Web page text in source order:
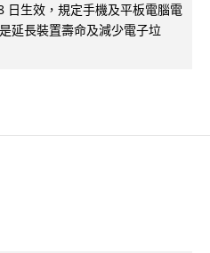
日生效，規定手機及平板電腦電
延長裝置壽命及減少電子垃